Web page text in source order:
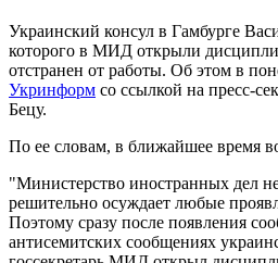
Украинский консул в Гамбурге
которого в МИД открыли
отстранен от работы. Об этом в
Укринформ со ссылкой на пресс-
Бецу.
По ее словам, в ближайшее время
"Министерство иностранных дел
решительно осуждает любые
Поэтому сразу после появления
антисемитских сообщениях